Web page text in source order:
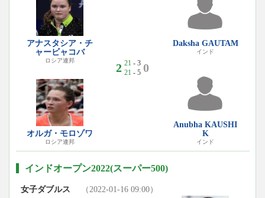
アナスタシア・チ
ャービャコバ
ロシア連邦
オルガ・モロゾワ
ロシア連邦
2 21 - 3
21 - 5 0
Daksha GAUTAM
インド
Anubha KAUSHI
K
インド
インドオープン2022(スーパー500)
女子ダブルス （2022-01-16 09:00）